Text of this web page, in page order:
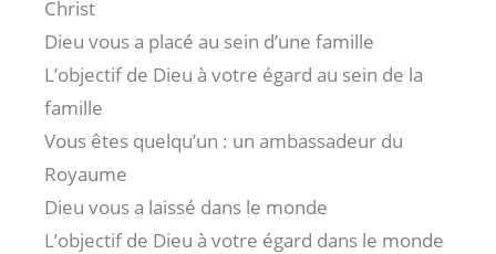
Christ
Dieu vous a placé au sein d’une famille
L’objectif de Dieu à votre égard au sein de la
famille
Vous êtes quelqu’un : un ambassadeur du
Royaume
Dieu vous a laissé dans le monde
L’objectif de Dieu à votre égard dans le monde